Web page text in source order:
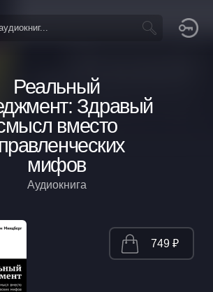
Реальный
Здравый
вместо
мифов
Аудиокнига
749 ₽